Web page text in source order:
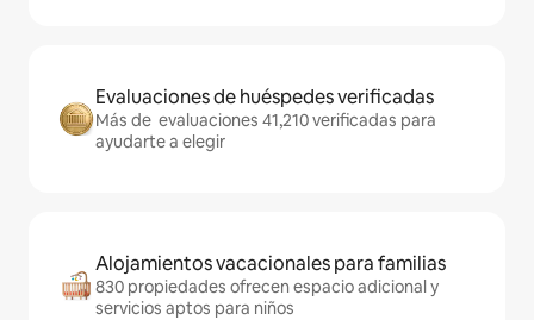
Evaluaciones de huéspedes verificadas
Más de evaluaciones 41,210 verificadas para
ayudarte a elegir
Alojamientos vacacionales para familias
830 propiedades ofrecen espacio adicional y
servicios aptos para niños